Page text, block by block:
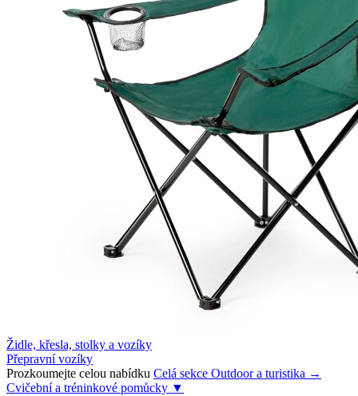
Židle, křesla, stolky a vozíky
Přepravní vozíky
Prozkoumejte celou nabídku Celá sekce Outdoor a turistika →
Cvičební a tréninkové pomůcky ▼